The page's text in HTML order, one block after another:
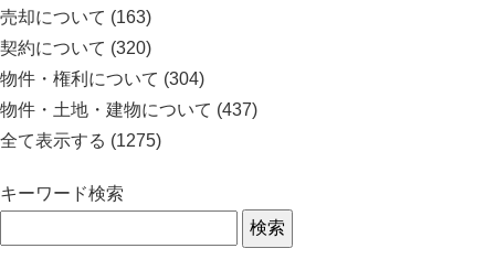
売却について (163)
契約について (320)
物件・権利について (304)
物件・土地・建物について (437)
全て表示する (1275)
キーワード検索